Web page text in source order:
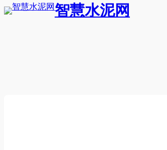
智慧水泥网